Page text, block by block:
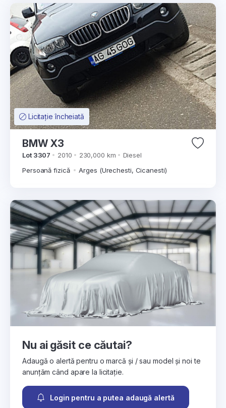
Licitație încheiată
BMW X3
Lot 3307 2010 230,000 km
Diesel
Persoană fizică
Arges (Urechesti, Cicanesti)
Nu ai găsit ce căutai?
Adaugă o alertă pentru o marcă și / sau model și noi te
anunțăm când apare la licitație.
Login pentru a putea adaugă alertă